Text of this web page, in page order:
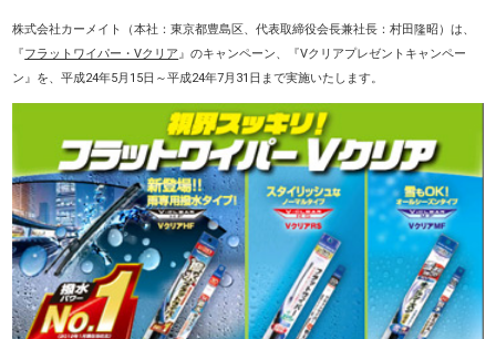
株式会社カーメイト（本社：東京都豊島区、代表取締役会長兼社長：村田隆昭）は、
『フラットワイパー・Ⅴクリア』のキャンペーン、『Vクリアプレゼントキャンペー
ン』を、平成24年5月15日～平成24年7月31日まで実施いたします。